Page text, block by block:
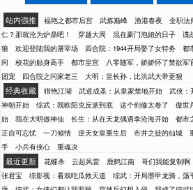
站内强推 福艳之都市后宫 武炼巅峰 渔港春夜 全职法
仁？那就沦为炉鼎吧！
穿越大周 混在豪门泡妞的日子 谍
狼
欢迎登陆我的屠宰场 四合院：1944开局娶了女特务 都
间
校花的贴身高手 都市皇宫 八零随军，娇娇怀了禁欲军
团宠
四合院之闫家老三 大明：皇长孙，比洪武大帝更狠
经典收藏 猎艳江湖 武道成圣：从皇家禁地开始 武侠：
神朝开始
综武：我欧阳克反派到底 这个剑修太卷了 傲世
始
我在大明做神仙 长生：从在天龙偶遇李沧海开始 都市
正自可忘忧
一刀倾情 逆天女皇重生后 市井之徒的仙城
手
小兵有侠心 重魂决
最近更新 花蝶杀 云起风雷 鹿鹤江南 哥们我能复制啊
张君宝
综影视：看戏吃瓜救天道 综武：开局墨甲龙骑，荡